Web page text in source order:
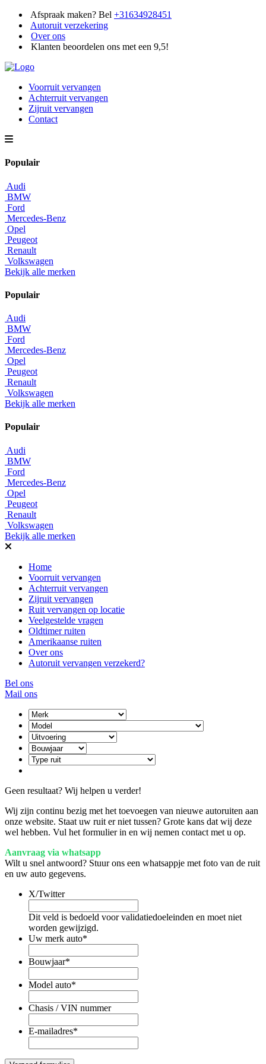
Afspraak maken? Bel +31634928451
Autoruit verzekering
Over ons
Klanten beoordelen ons met een 9,5!
Voorruit vervangen
Achterruit vervangen
Zijruit vervangen
Contact
Populair
Audi
BMW
Ford
Mercedes-Benz
Opel
Peugeot
Renault
Volkswagen
Bekijk alle merken
Populair
Audi
BMW
Ford
Mercedes-Benz
Opel
Peugeot
Renault
Volkswagen
Bekijk alle merken
Populair
Audi
BMW
Ford
Mercedes-Benz
Opel
Peugeot
Renault
Volkswagen
Bekijk alle merken
Home
Voorruit vervangen
Achterruit vervangen
Zijruit vervangen
Ruit vervangen op locatie
Veelgestelde vragen
Oldtimer ruiten
Amerikaanse ruiten
Over ons
Autoruit vervangen verzekerd?
Bel ons
Mail ons
Geen resultaat? Wij helpen u verder!
Wij zijn continu bezig met het toevoegen van nieuwe autoruiten aan
onze website. Staat uw ruit er niet tussen? Grote kans dat wij deze
wel hebben. Vul het formulier in en wij nemen contact met u op.
Aanvraag via whatsapp
Wilt u snel antwoord? Stuur ons een whatsappje met foto van de ruit
en uw auto gegevens.
X/Twitter
Dit veld is bedoeld voor validatiedoeleinden en moet niet
worden gewijzigd.
Uw merk auto*
Bouwjaar*
Model auto*
Chasis / VIN nummer
E-mailadres*